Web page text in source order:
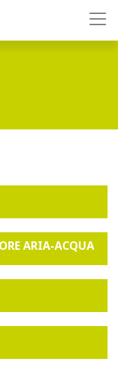
ARIA-ACQUA